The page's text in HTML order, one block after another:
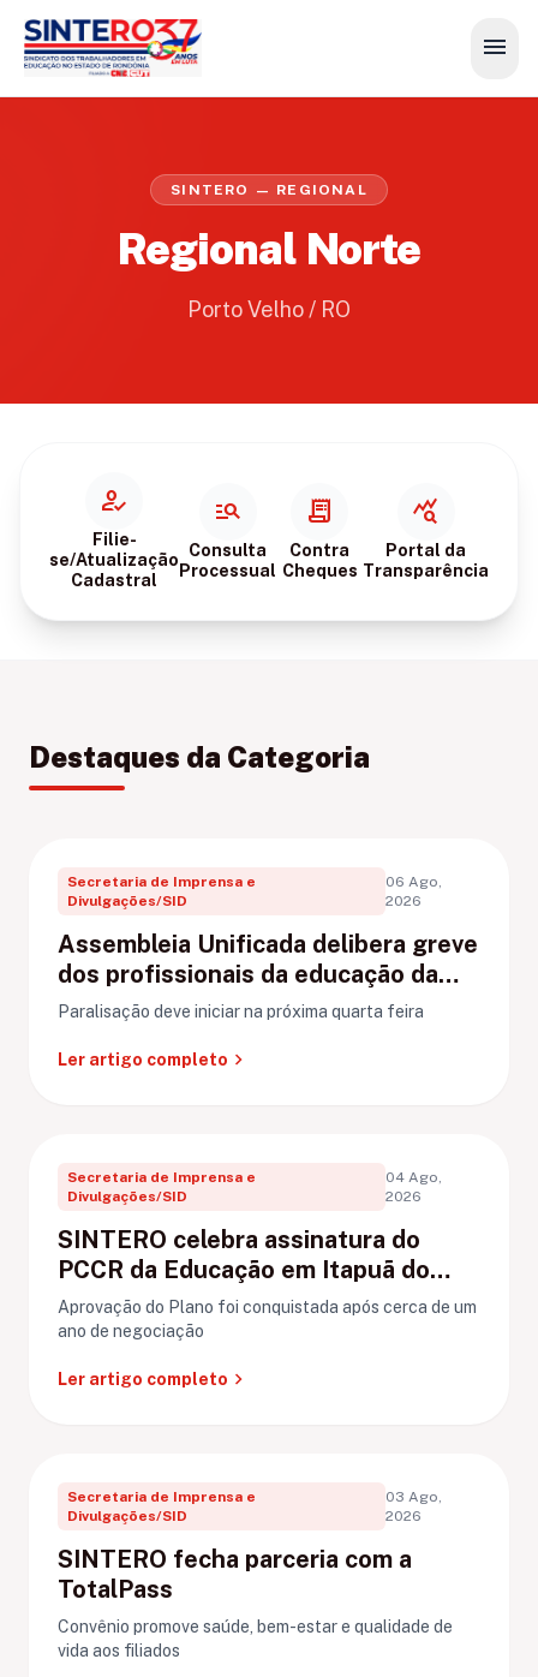
menu
SINTERO — REGIONAL
Regional Norte
Porto Velho / RO
how_to_reg
Filie-
se/Atualização
Cadastral
manage_search
Consulta
Processual
receipt_long
Contra
Cheques
query_stats
Portal da
Transparência
Destaques da Categoria
Secretaria de Imprensa e
Divulgações/SID
06 Ago,
2026
Assembleia Unificada delibera greve
dos profissionais da educação da
rede municipal de Porto Velho
Paralisação deve iniciar na próxima quarta feira
Ler artigo completo chevron_right
Secretaria de Imprensa e
Divulgações/SID
04 Ago,
2026
SINTERO celebra assinatura do
PCCR da Educação em Itapuã do
Oeste
Aprovação do Plano foi conquistada após cerca de um
ano de negociação
Ler artigo completo chevron_right
Secretaria de Imprensa e
Divulgações/SID
03 Ago,
2026
SINTERO fecha parceria com a
TotalPass
Convênio promove saúde, bem-estar e qualidade de
vida aos filiados